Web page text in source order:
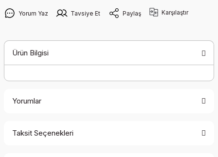
Yorum Yaz Tavsiye Et Paylaş Karşılaştır
Ürün Bilgisi
Yorumlar
Taksit Seçenekleri